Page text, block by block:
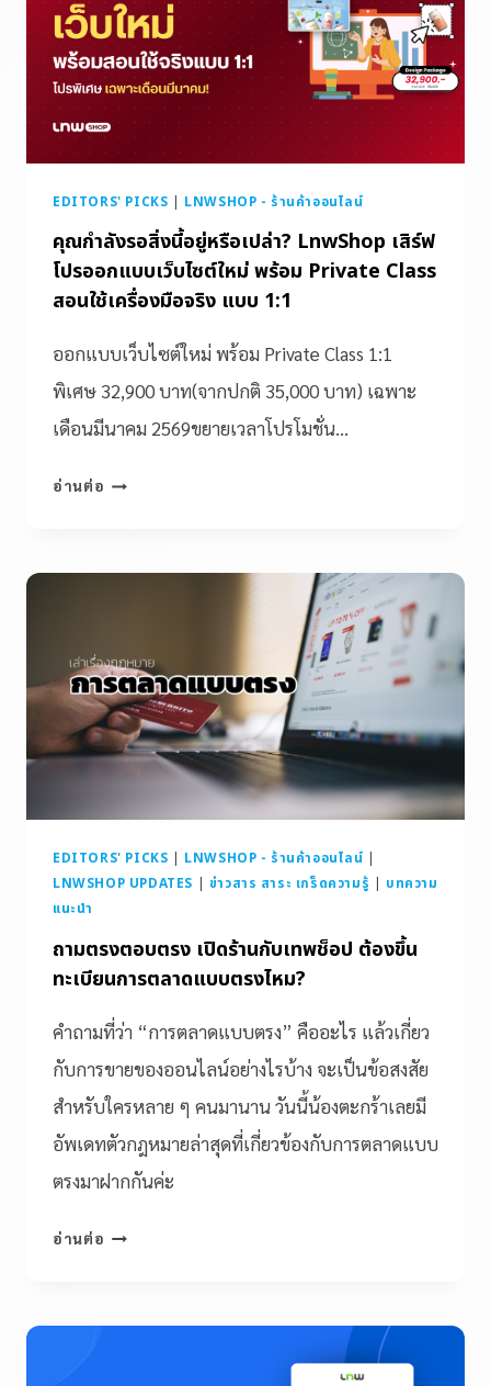
EDITORS' PICKS | LNWSHOP - ร้านค้าออนไลน์
คุณกำลังรอสิ่งนี้อยู่หรือเปล่า? LnwShop เสิร์ฟ
โปรออกแบบเว็บไซต์ใหม่ พร้อม Private Class
สอนใช้เครื่องมือจริง แบบ 1:1
ออกแบบเว็บไซต์ใหม่ พร้อม Private Class 1:1
พิเศษ 32,900 บาท(จากปกติ 35,000 บาท) เฉพาะ
เดือนมีนาคม 2569ขยายเวลาโปรโมชั่น…
อ่านต่อ
EDITORS' PICKS LNWSHOP - ร้านค้าออนไลน์
LNWSHOP UPDATES
ข่าวสาร สาระ เกร็ดความรู้
บทความ
แนะนำ
ถามตรงตอบตรง เปิดร้านกับเทพช็อป ต้องขึ้น
ทะเบียนการตลาดแบบตรงไหม?
คำถามที่ว่า “การตลาดแบบตรง” คืออะไร แล้วเกี่ยว
กับการขายของออนไลน์อย่างไรบ้าง จะเป็นข้อสงสัย
สำหรับใครหลาย ๆ คนมานาน วันนี้น้องตะกร้าเลยมี
อัพเดทตัวกฎหมายล่าสุดที่เกี่ยวข้องกับการตลาดแบบ
ตรงมาฝากกันค่ะ
อ่านต่อ